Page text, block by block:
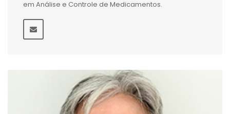
em Análise e Controle de Medicamentos.